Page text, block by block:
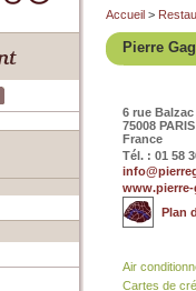
Accueil >
Pierre
6 rue Balzac
75008 PARIS
France
Tél. : 01 58
Plan
Air
Cartes de